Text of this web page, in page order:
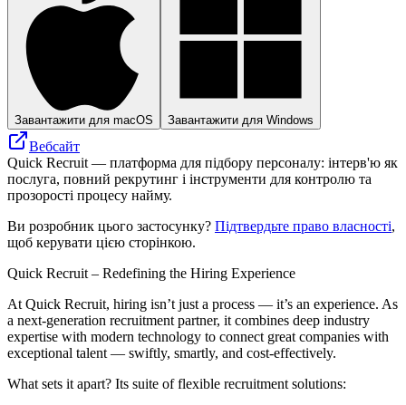
Завантажити для macOS Завантажити для Windows
Вебсайт
Quick Recruit — платформа для підбору персоналу: інтерв'ю як
послуга, повний рекрутинг і інструменти для контролю та
прозорості процесу найму.
Ви розробник цього застосунку? Підтвердьте право власності,
щоб керувати цією сторінкою.
Quick Recruit – Redefining the Hiring Experience
At Quick Recruit, hiring isn’t just a process — it’s an experience. As
a next-generation recruitment partner, it combines deep industry
expertise with modern technology to connect great companies with
exceptional talent — swiftly, smartly, and cost-effectively.
What sets it apart? Its suite of flexible recruitment solutions: